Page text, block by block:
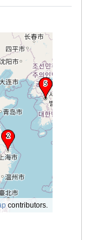
contributors.